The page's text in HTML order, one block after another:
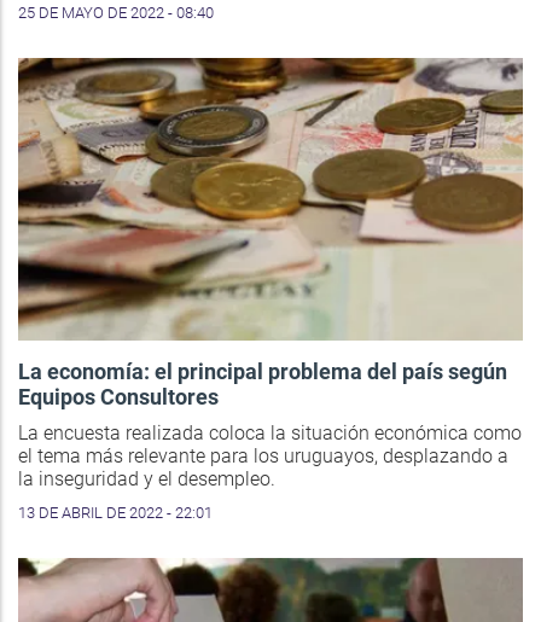
25 DE MAYO DE 2022 - 08:40
La economía: el principal problema del país según
Equipos Consultores
La encuesta realizada coloca la situación económica como
el tema más relevante para los uruguayos, desplazando a
la inseguridad y el desempleo.
13 DE ABRIL DE 2022 - 22:01